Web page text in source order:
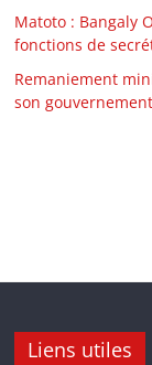
Matoto : Bangaly
fonctions de
Remaniement
son gouvernement
Liens utiles